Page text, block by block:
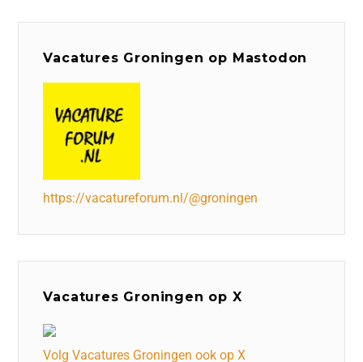
Vacatures Groningen op Mastodon
https://vacatureforum.nl/@groningen
Vacatures Groningen op X
Volg Vacatures Groningen ook op X